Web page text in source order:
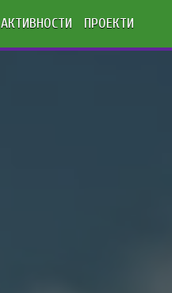
АКТИВНОСТИ ПРОЕКТИ